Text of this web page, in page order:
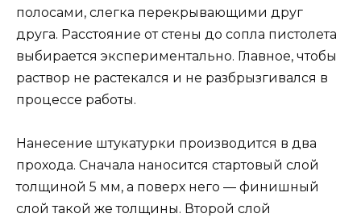
полосами, слегка перекрывающими друг
друга. Расстояние от стены до сопла пистолета
выбирается экспериментально. Главное, чтобы
раствор не растекался и не разбрызгивался в
процессе работы.
Нанесение штукатурки производится в два
прохода. Сначала наносится стартовый слой
толщиной 5 мм, а поверх него — финишный
слой такой же толщины. Второй слой